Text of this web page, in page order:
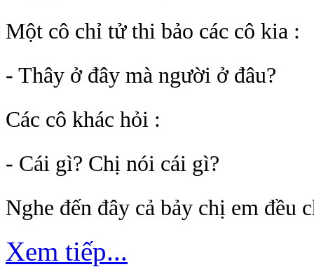
Một cô chỉ tử thi bảo các cô kia :
- Thây ở đây mà người ở đâu?
Các cô khác hỏi :
- Cái gì? Chị nói cái gì?
Nghe đến đây cả bảy chị em đều
Xem tiếp...